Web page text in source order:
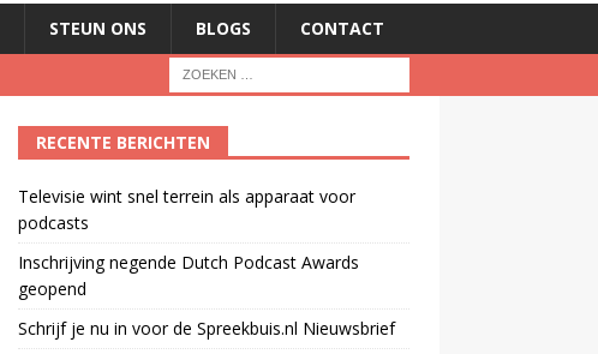
STEUN ONS BLOGS CONTACT
RECENTE BERICHTEN
Televisie wint snel terrein als apparaat voor
podcasts
Inschrijving negende Dutch Podcast Awards
geopend
Schrijf je nu in voor de Spreekbuis.nl Nieuwsbrief